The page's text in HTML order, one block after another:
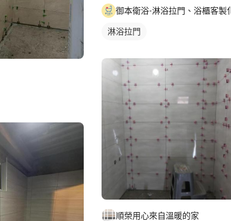
淋浴拉門
順榮用心來自溫暖的家